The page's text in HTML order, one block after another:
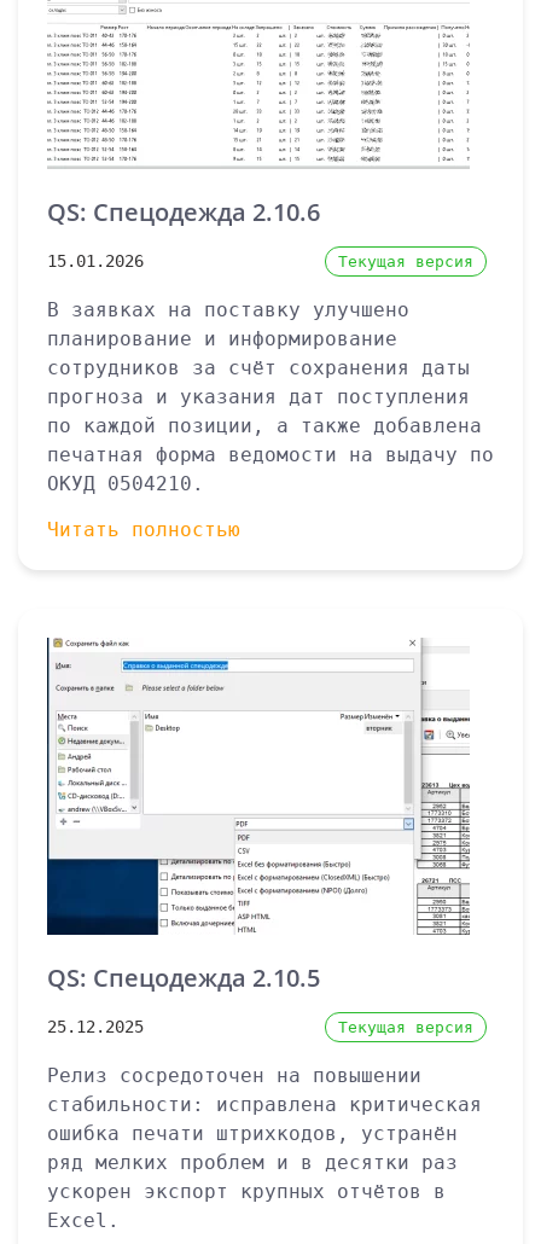
QS: Спецодежда 2.10.6
15.01.2026 Текущая версия
В заявках на поставку улучшено
планирование и информирование
сотрудников за счёт сохранения даты
прогноза и указания дат поступления
по каждой позиции, а также добавлена
печатная форма ведомости на выдачу по
ОКУД 0504210.
Читать полностью
QS: Спецодежда 2.10.5
25.12.2025 Текущая версия
Релиз сосредоточен на повышении
стабильности: исправлена критическая
ошибка печати штрихкодов, устранён
ряд мелких проблем и в десятки раз
ускорен экспорт крупных отчётов в
Excel.